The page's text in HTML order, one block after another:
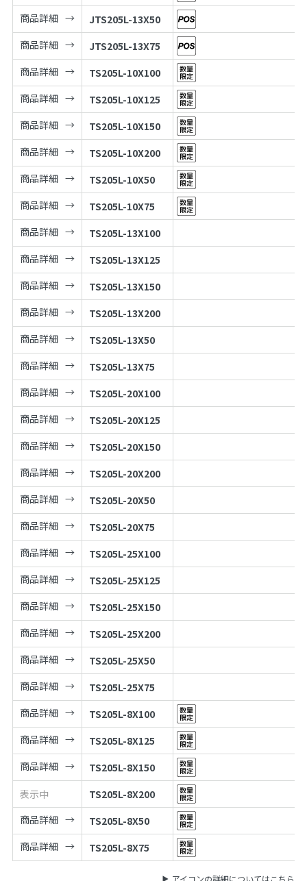
商品詳細
JTS205L-13X50
商品詳細
JTS205L-13X75
商品詳細
TS205L-10X100
商品詳細
TS205L-10X125
商品詳細
TS205L-10X150
商品詳細
TS205L-10X200
商品詳細
TS205L-10X50
商品詳細
TS205L-10X75
商品詳細
TS205L-13X100
商品詳細
TS205L-13X125
商品詳細
TS205L-13X150
商品詳細
TS205L-13X200
商品詳細
TS205L-13X50
商品詳細
TS205L-13X75
商品詳細
TS205L-20X100
商品詳細
TS205L-20X125
商品詳細
TS205L-20X150
商品詳細
TS205L-20X200
商品詳細
TS205L-20X50
商品詳細
TS205L-20X75
商品詳細
TS205L-25X100
商品詳細
TS205L-25X125
商品詳細
TS205L-25X150
商品詳細
TS205L-25X200
商品詳細
TS205L-25X50
商品詳細
TS205L-25X75
商品詳細
TS205L-8X100
商品詳細
TS205L-8X125
商品詳細
TS205L-8X150
表示中
TS205L-8X200
商品詳細
TS205L-8X50
商品詳細
TS205L-8X75
アイコンの詳細についてはこちら